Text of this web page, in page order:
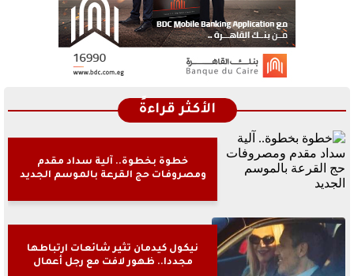
الأكثر قراءةً
خطوة بخطوة.. آلية سداد مقدم
ومصروفات حج القرعة بالموسم الجديد
نيكول كيدمان تثير شائعات ارتباطها
مجددا.. ظهور لافت مع رجل أعمال